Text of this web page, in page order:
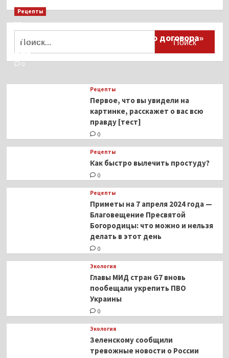
Хейли
образ
программиста
Кремниевой
Рецепты
Миллионы японцев восстают против
тиранического «Пандемического договора»
ВОЗ
0
Рецепты
Первое, что вы увидели на
картинке, расскажет о вас всю
правду [тест]
0
Рецепты
Как быстро вылечить простуду?
0
Рецепты
Приметы на 7 апреля 2024 года —
Благовещение Пресвятой
Богородицы: что можно и нельзя
делать в этот день
0
Экология
Главы МИД стран G7 вновь
пообещали укрепить ПВО
Украины
0
Экология
Зеленскому сообщили
тревожные новости о России